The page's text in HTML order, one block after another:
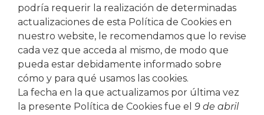
podría requerir la realización de determinadas
actualizaciones de esta Política de Cookies en
nuestro website, le recomendamos que lo revise
cada vez que acceda al mismo, de modo que
pueda estar debidamente informado sobre
cómo y para qué usamos las cookies.
La fecha en la que actualizamos por última vez
la presente Política de Cookies fue el 9 de abril